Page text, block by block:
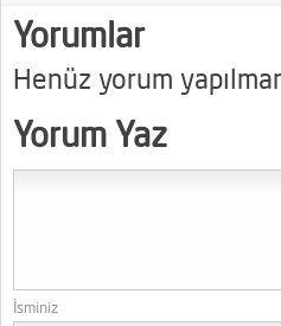
Yorumlar
Henüz yorum
Yorum Yaz
İsminiz